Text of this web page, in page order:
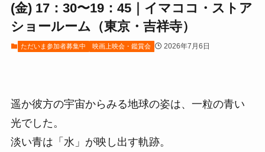
(金) 17：30〜19：45｜イマココ・ストア
ショールーム（東京・吉祥寺）
ただいま参加者募集中 映画上映会・鑑賞会 2026年7月6日
遥か彼方の宇宙からみる地球の姿は、一粒の青い
光でした。
淡い青は「水」が映し出す軌跡。